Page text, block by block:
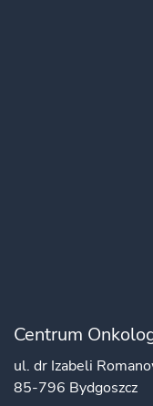
Centrum
ul. dr Izabeli
85-796 Bydgoszcz